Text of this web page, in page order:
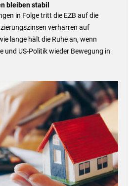
bleiben stabil
in Folge tritt die EZB auf die
verharren auf
lange hält die Ruhe an, wenn
und US-Politik wieder Bewegung in